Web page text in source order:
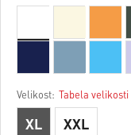
Velikost: Tabela velikosti
XL XXL